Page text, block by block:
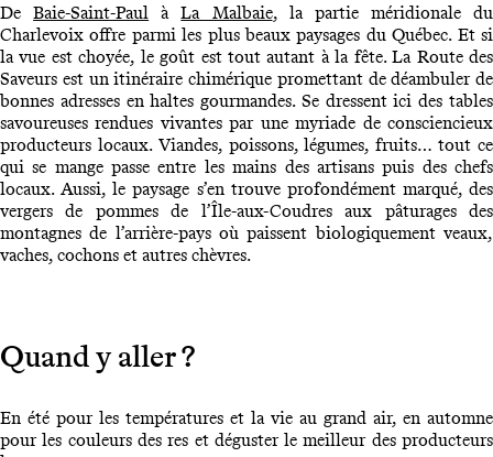
DeBaie-Saint-Paul àLa Malbaie, la partie méridionale du
Charlevoix offre parmi les plus beaux paysages du Québec. Et si
la vue est choyée, le goût est tout autant à la fête. La Route des
Saveurs est un itinéraire chimérique promettant de déambuler de
bonnes adresses en haltes gourmandes. Se dressent ici des tables
savoureuses rendues vivantes par une myriade de consciencieux
producteurs locaux. Viandes, poissons, légumes, fruits… tout ce
qui se mange passe entre les mains des artisans puis des chefs
locaux. Aussi, le paysage s’en trouve profondément marqué, des
vergers de pommes de l’Île-aux-Coudres aux pâturages des
montagnes de l’arrière-pays où paissent biologiquement veaux,
vaches, cochons et autres chèvres.
Quand y aller ?
En été pour les températures et la vie au grand air, en automne
pour les couleurs des res et déguster le meilleur des producteurs